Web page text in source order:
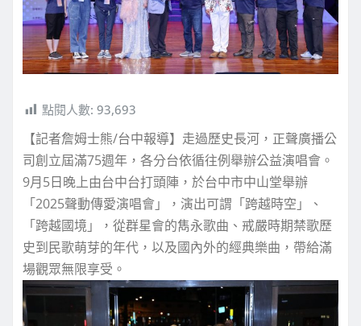
點閱人數: 93,693
【記者詹姆士熊/台中報導】走過歷史長河，正聲廣播公
司創立屆滿75週年，各分台依循往例舉辦公益演唱會。
9月5日晚上由台中台打頭陣，於台中市中山堂舉辦
「2025聲動傳愛演唱會」，演出可謂「跨越時空」、
「跨越國境」，從群星會的雋永歌曲、戒嚴時期禁歌歷
史到民歌萌芽的年代，以及國內外的經典樂曲，帶給滿
場觀眾無限享受。